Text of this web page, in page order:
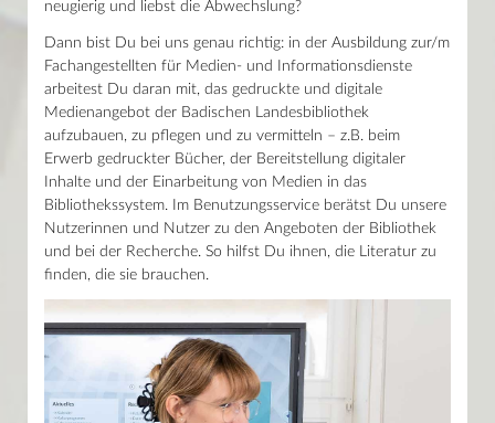
Fachangestellte für Medien- und Informationsdienste
Wissenschaftliche Bibliothekare
Bibliothekarische Fachpraktika
Verwaltungsfachpraktika
Informationspraktika für Studierende
Praktika für Schüler
Spenden, Schenken, Fördern
Rechtsgrundlagen
Recherche
Service
Sammlungen
Aktuelles
Kalender
Presse
Glossar
Kontakt
neugierig und liebst die Abwechslung?
Dann bist Du bei uns genau richtig: in der Ausbildung zur/m
Fachangestellten für Medien- und Informationsdienste
arbeitest Du daran mit, das gedruckte und digitale
Medienangebot der Badischen Landesbibliothek
aufzubauen, zu pflegen und zu vermitteln – z.B. beim
Erwerb gedruckter Bücher, der Bereitstellung digitaler
Inhalte und der Einarbeitung von Medien in das
Bibliothekssystem. Im Benutzungsservice berätst Du unsere
Nutzerinnen und Nutzer zu den Angeboten der Bibliothek
und bei der Recherche. So hilfst Du ihnen, die Literatur zu
finden, die sie brauchen.
T +49 721 175-2221
Haupthaus
Mo–Fr 9–19 Uhr / Sa 10–18 Uhr
Lesesaal Sammlungen
Mo–Mi/Fr 9.30–16 Uhr / Do 9.30–18 Uhr
Wissenstor
Mo–Fr 9–22 Uhr / Sa–So 10–22 Uhr